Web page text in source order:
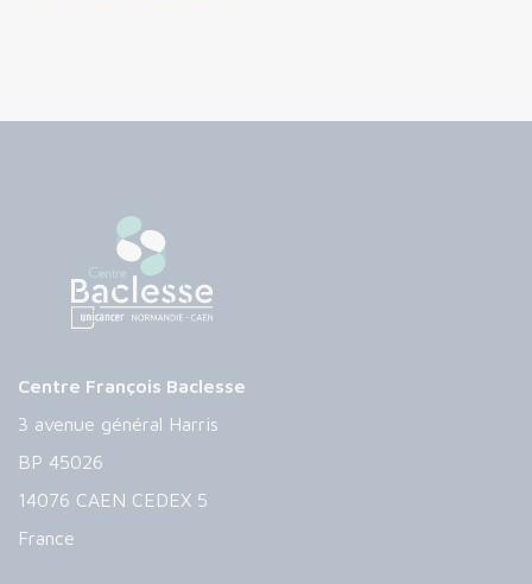
Centre François Baclesse
3 avenue général Harris
BP 45026
14076 CAEN CEDEX 5
France